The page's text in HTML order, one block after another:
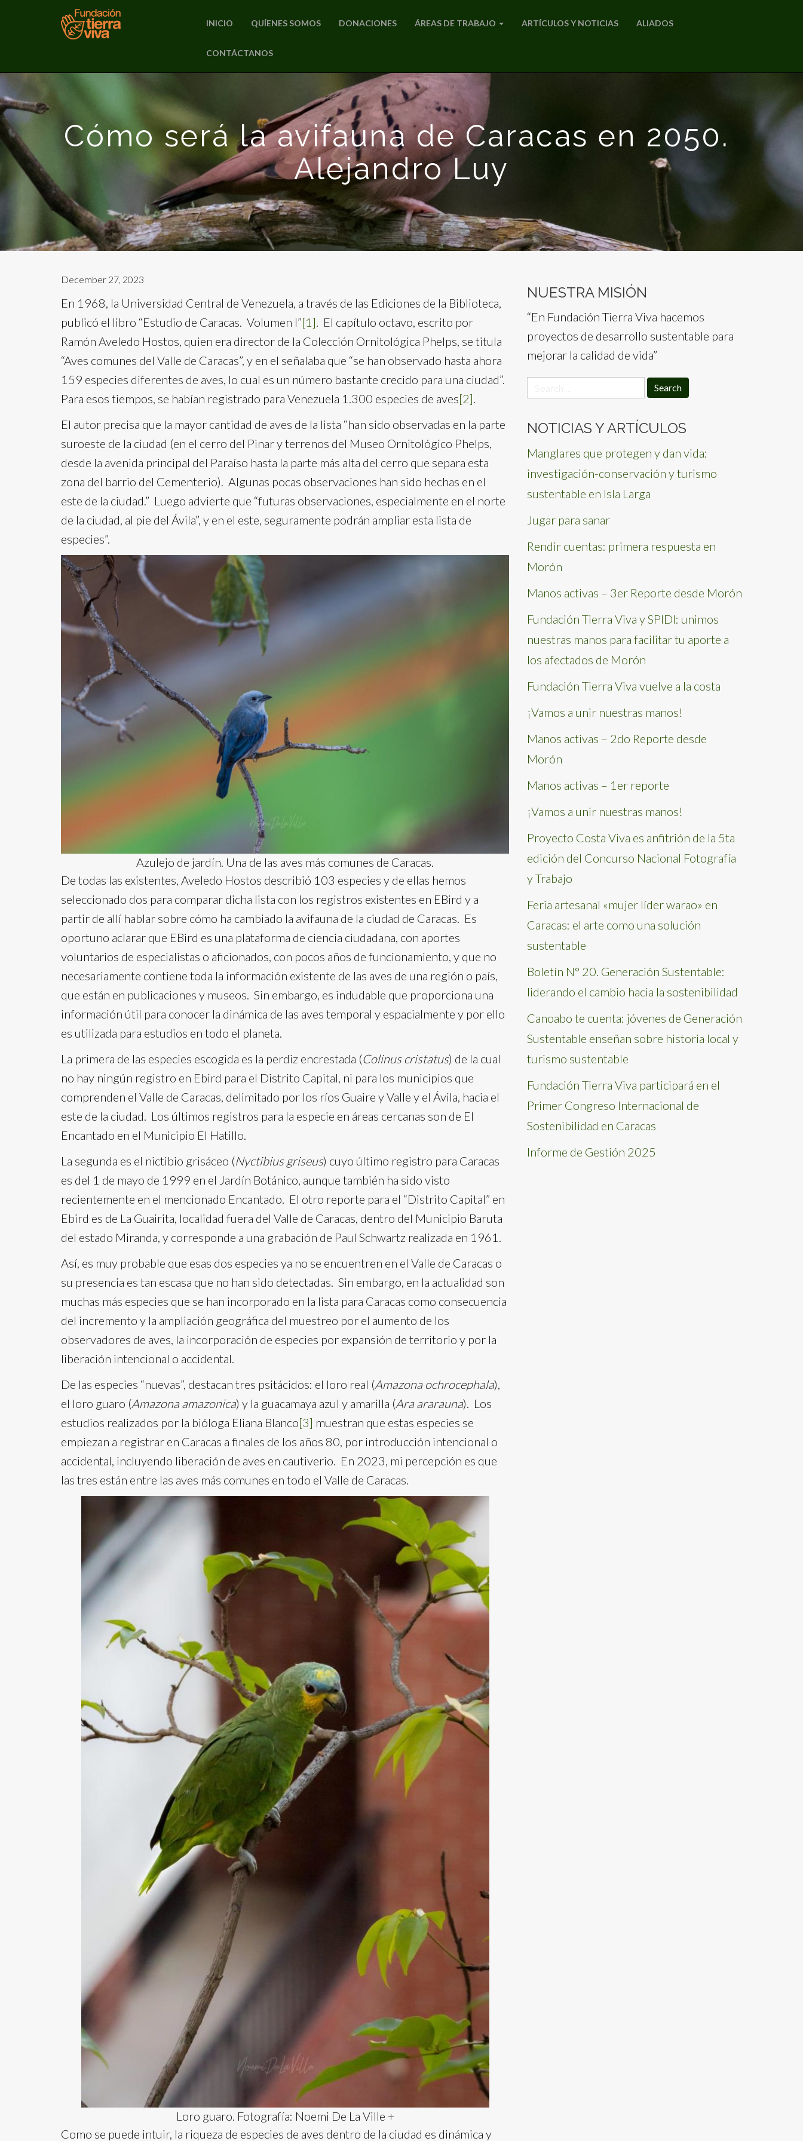
MENU
to
content
INICIO QUÍENES SOMOS DONACIONES ÁREAS DE TRABAJO ARTÍCULOS Y NOTICIAS ALIADOS
CONTÁCTANOS
Cómo será la avifauna de Caracas en 2050.
Alejandro Luy
December 27, 2023
En 1968, la Universidad Central de Venezuela, a través de las Ediciones de la Biblioteca,
publicó el libro “Estudio de Caracas. Volumen I”[1]. El capítulo octavo, escrito por
Ramón Aveledo Hostos, quien era director de la Colección Ornitológica Phelps, se titula
“Aves comunes del Valle de Caracas”, y en el señalaba que “se han observado hasta ahora
159 especies diferentes de aves, lo cual es un número bastante crecido para una ciudad”.
Para esos tiempos, se habían registrado para Venezuela 1.300 especies de aves[2].
El autor precisa que la mayor cantidad de aves de la lista “han sido observadas en la parte
suroeste de la ciudad (en el cerro del Pinar y terrenos del Museo Ornitológico Phelps,
desde la avenida principal del Paraíso hasta la parte más alta del cerro que separa esta
zona del barrio del Cementerio). Algunas pocas observaciones han sido hechas en el
este de la ciudad.” Luego advierte que “futuras observaciones, especialmente en el norte
de la ciudad, al pie del Ávila”, y en el este, seguramente podrán ampliar esta lista de
especies”.
Azulejo de jardín. Una de las aves más comunes de Caracas.
De todas las existentes, Aveledo Hostos describió 103 especies y de ellas hemos
seleccionado dos para comparar dicha lista con los registros existentes en EBird y a
partir de allí hablar sobre cómo ha cambiado la avifauna de la ciudad de Caracas. Es
oportuno aclarar que EBird es una plataforma de ciencia ciudadana, con aportes
voluntarios de especialistas o aficionados, con pocos años de funcionamiento, y que no
necesariamente contiene toda la información existente de las aves de una región o país,
que están en publicaciones y museos. Sin embargo, es indudable que proporciona una
información útil para conocer la dinámica de las aves temporal y espacialmente y por ello
es utilizada para estudios en todo el planeta.
La primera de las especies escogida es la perdiz encrestada (Colinus cristatus) de la cual
no hay ningún registro en Ebird para el Distrito Capital, ni para los municipios que
comprenden el Valle de Caracas, delimitado por los ríos Guaire y Valle y el Ávila, hacia el
este de la ciudad. Los últimos registros para la especie en áreas cercanas son de El
Encantado en el Municipio El Hatillo.
La segunda es el nictibio grisáceo (Nyctibius griseus) cuyo último registro para Caracas
es del 1 de mayo de 1999 en el Jardín Botánico, aunque también ha sido visto
recientemente en el mencionado Encantado. El otro reporte para el “Distrito Capital” en
Ebird es de La Guairita, localidad fuera del Valle de Caracas, dentro del Municipio Baruta
del estado Miranda, y corresponde a una grabación de Paul Schwartz realizada en 1961.
Así, es muy probable que esas dos especies ya no se encuentren en el Valle de Caracas o
su presencia es tan escasa que no han sido detectadas. Sin embargo, en la actualidad son
muchas más especies que se han incorporado en la lista para Caracas como consecuencia
del incremento y la ampliación geográfica del muestreo por el aumento de los
observadores de aves, la incorporación de especies por expansión de territorio y por la
liberación intencional o accidental.
De las especies “nuevas”, destacan tres psitácidos: el loro real (Amazona ochrocephala),
el loro guaro (Amazona amazonica) y la guacamaya azul y amarilla (Ara ararauna). Los
estudios realizados por la bióloga Eliana Blanco[3] muestran que estas especies se
empiezan a registrar en Caracas a finales de los años 80, por introducción intencional o
accidental, incluyendo liberación de aves en cautiverio. En 2023, mi percepción es que
las tres están entre las aves más comunes en todo el Valle de Caracas.
Loro guaro. Fotografía: Noemi De La Ville +
Como se puede intuir, la riqueza de especies de aves dentro de la ciudad es dinámica y
NUESTRA MISIÓN
“En Fundación Tierra Viva hacemos
proyectos de desarrollo sustentable para
mejorar la calidad de vida”
for:
NOTICIAS Y ARTÍCULOS
Manglares que protegen y dan vida:
investigación-conservación y turismo
sustentable en Isla Larga
Jugar para sanar
Rendir cuentas: primera respuesta en
Morón
Manos activas – 3er Reporte desde Morón
Fundación Tierra Viva y SPIDI: unimos
nuestras manos para facilitar tu aporte a
los afectados de Morón
Fundación Tierra Viva vuelve a la costa
¡Vamos a unir nuestras manos!
Manos activas – 2do Reporte desde
Morón
Manos activas – 1er reporte
¡Vamos a unir nuestras manos!
Proyecto Costa Viva es anfitrión de la 5ta
edición del Concurso Nacional Fotografía
y Trabajo
Feria artesanal «mujer líder warao» en
Caracas: el arte como una solución
sustentable
Boletín N° 20. Generación Sustentable:
liderando el cambio hacia la sostenibilidad
Canoabo te cuenta: jóvenes de Generación
Sustentable enseñan sobre historia local y
turismo sustentable
Fundación Tierra Viva participará en el
Primer Congreso Internacional de
Sostenibilidad en Caracas
Informe de Gestión 2025